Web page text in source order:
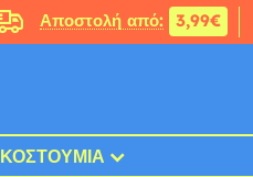
Αποστολή από: 3,99€
ΚΟΣΤΟΎΜΙΑ